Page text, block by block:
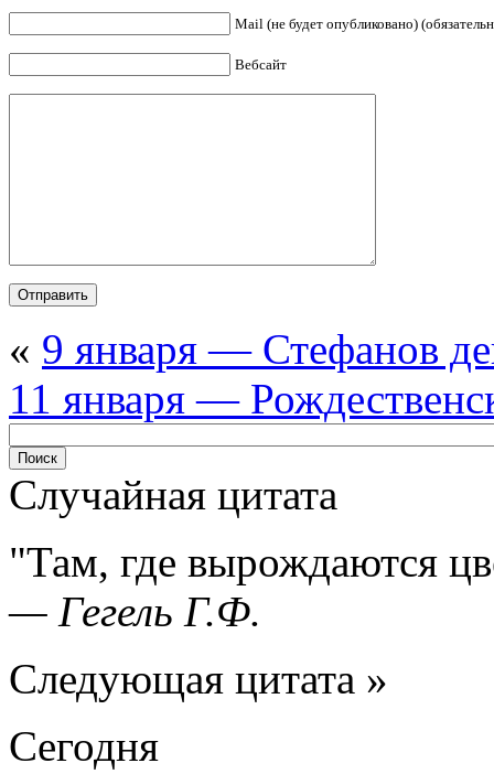
Mail (не будет опубликовано)
Вебсайт
« 9 января — Стефанов
11 января —
Случайная цитата
Там, где вырождаются
— Гегель Г.Ф.
Следующая цитата »
Сегодня